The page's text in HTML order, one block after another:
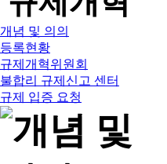
개념 및 의의
등록현황
규제개혁위원회
불합리 규제신고 센터
규제 입증 요청